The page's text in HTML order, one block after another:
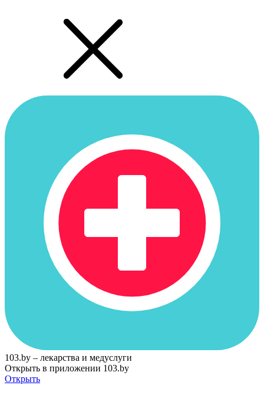
103.by – лекарства и медуслуги
Открыть в приложении 103.by
Открыть